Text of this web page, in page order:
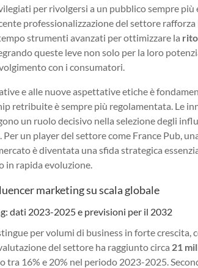
per rivolgersi a un pubblico sempre
professionalizzazione del settore
strumenti avanzati per ottimizzare la
queste leve non solo per la loro
con i consumatori.
e alle nuove aspettative etiche è
retribuite è sempre più regolamentata. Le
un ruolo decisivo nella selezione degli
un player del settore come France Pub,
è diventata una sfida strategica
in rapida evoluzione.
marketing su scala globale
dati 2023-2025 e previsioni per il 2032
per volumi di business in forte crescita,
del settore ha raggiunto circa 21
tra 16% e 20% nel periodo 2023-2025.